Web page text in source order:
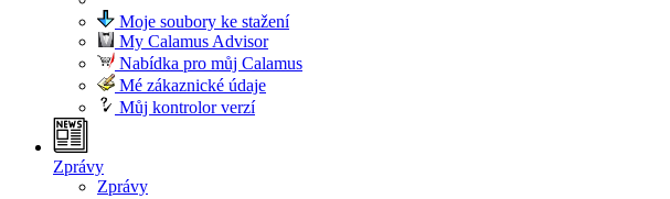
Moje soubory ke stažení
My Calamus Advisor
Nabídka pro můj Calamus
Mé zákaznické údaje
Můj kontrolor verzí
Zprávy
Zprávy